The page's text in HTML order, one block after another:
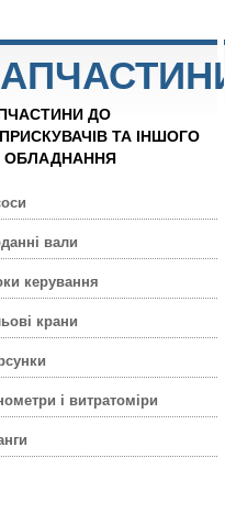
ДО
ТА ІНШОГО
ОБЛАДНАННЯ
вали
керування
крани
і витратоміри